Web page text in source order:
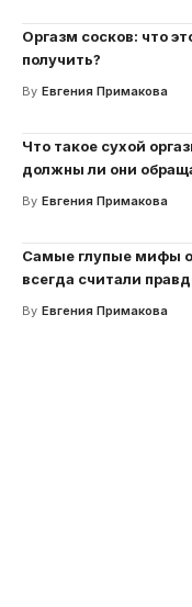
Оргазм сосков: что
получить?
By Евгения Примакова
Что такое сухой
должны ли они
By Евгения Примакова
Самые глупые мифы
всегда считали
By Евгения Примакова